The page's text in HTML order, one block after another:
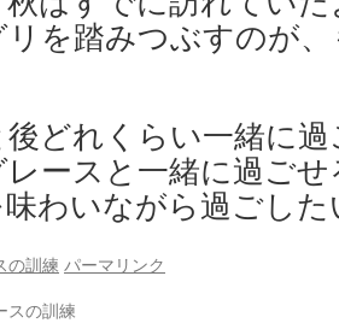
を踏みつぶすのが
後どれくらい一緒に
ースと一緒に過ご
わいながら過ごし
の訓練 パーマリンク
の訓練